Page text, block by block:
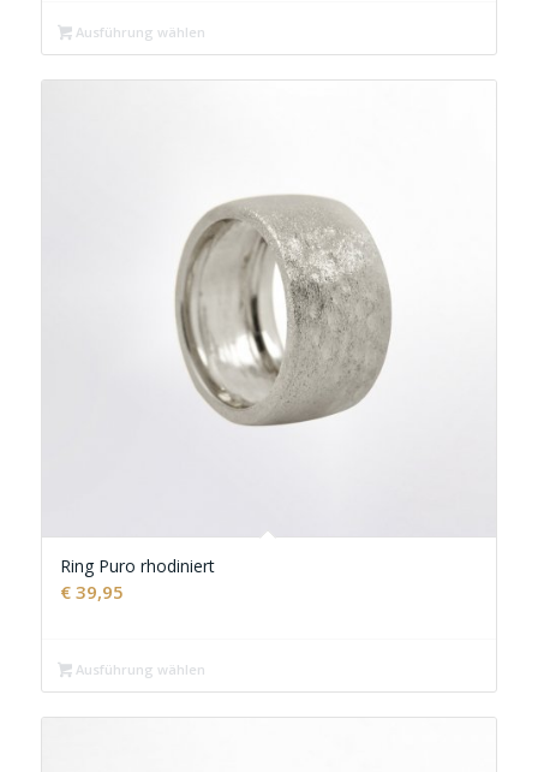
€ 59,99
Ausführung wählen
Ring Puro rhodiniert
€39,95
Ausführung wählen